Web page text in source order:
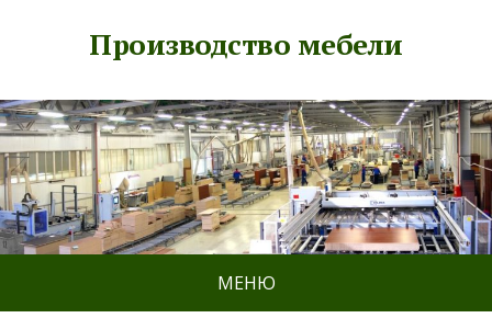
Производство мебели
МЕНЮ